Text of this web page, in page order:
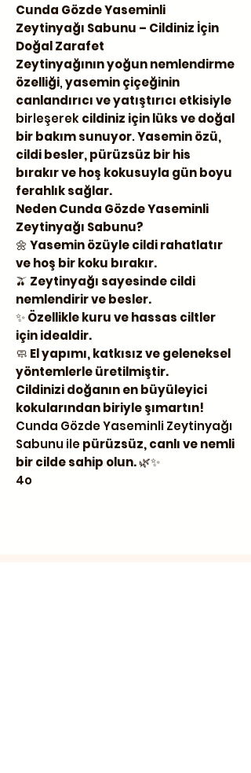
Cunda Gözde Yaseminli
Zeytinyağı Sabunu – Cildiniz İçin
Doğal Zarafet
Zeytinyağının yoğun nemlendirme
özelliği,yasemin çiçeğinin
canlandırıcı ve yatıştırıcı etkisiyle
birleşerekcildiniz için lüks ve doğal
bir bakım sunuyor.Yasemin özü,
cildi besler, pürüzsüz bir his
bırakır ve hoş kokusuyla gün boyu
ferahlık sağlar.
Neden Cunda Gözde Yaseminli
Zeytinyağı Sabunu?
🌼Yasemin özüyle cildi rahatlatır
ve hoş bir koku bırakır.
🫒 Zeytinyağı sayesinde cildi
nemlendirir ve besler.
✨Özellikle kuru ve hassas ciltler
için idealdir.
🧼 El yapımı, katkısız ve geleneksel
yöntemlerle üretilmiştir.
Cildinizi doğanın en büyüleyici
kokularından biriyle şımartın!
Cunda Gözde Yaseminli Zeytinyağı
Sabunu ilepürüzsüz, canlı ve nemli
bir cilde sahip olun.🌿✨
4o